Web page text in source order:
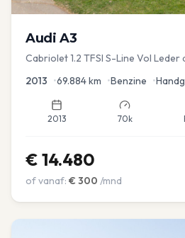
Audi A3
Cabriolet 1.2 TFSI S-Line Vol Leder
2013 •69.884km •Benzine •
2013 70k
€ 14.480
of vanaf: € 300 /mnd